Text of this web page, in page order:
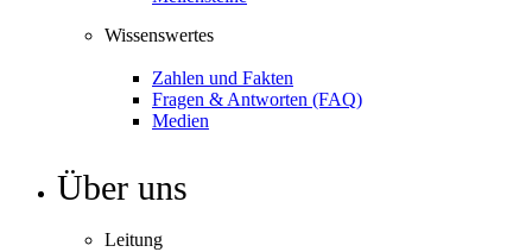
Wissenswertes
Zahlen und Fakten
Fragen & Antworten (FAQ)
Medien
Über uns
Leitung